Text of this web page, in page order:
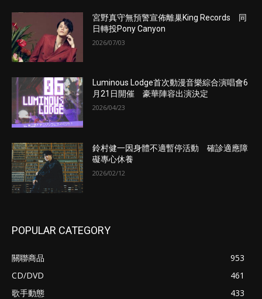
宮野真守無預警宣佈離巢King Records 同
日轉投Pony Canyon
2026/07/03
Luminous Lodge首次動漫音樂綜合演唱會6
月21日開催 豪華陣容出演決定
2026/04/23
鈴村健一因身體不適暫停活動 確診適應障
礙專心休養
2026/02/12
POPULAR CATEGORY
關聯商品
953
CD/DVD
461
歌手動態
433